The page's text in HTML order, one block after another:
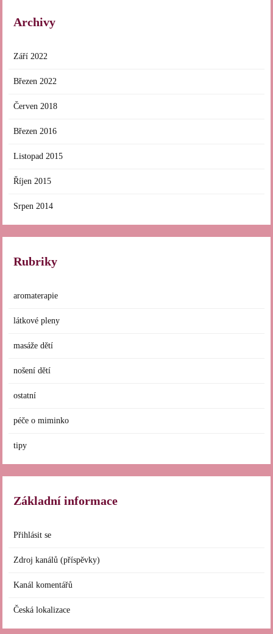
Archivy
Září 2022
Březen 2022
Červen 2018
Březen 2016
Listopad 2015
Říjen 2015
Srpen 2014
Rubriky
aromaterapie
látkové pleny
masáže dětí
nošení dětí
ostatní
péče o miminko
tipy
Základní informace
Přihlásit se
Zdroj kanálů (příspěvky)
Kanál komentářů
Česká lokalizace